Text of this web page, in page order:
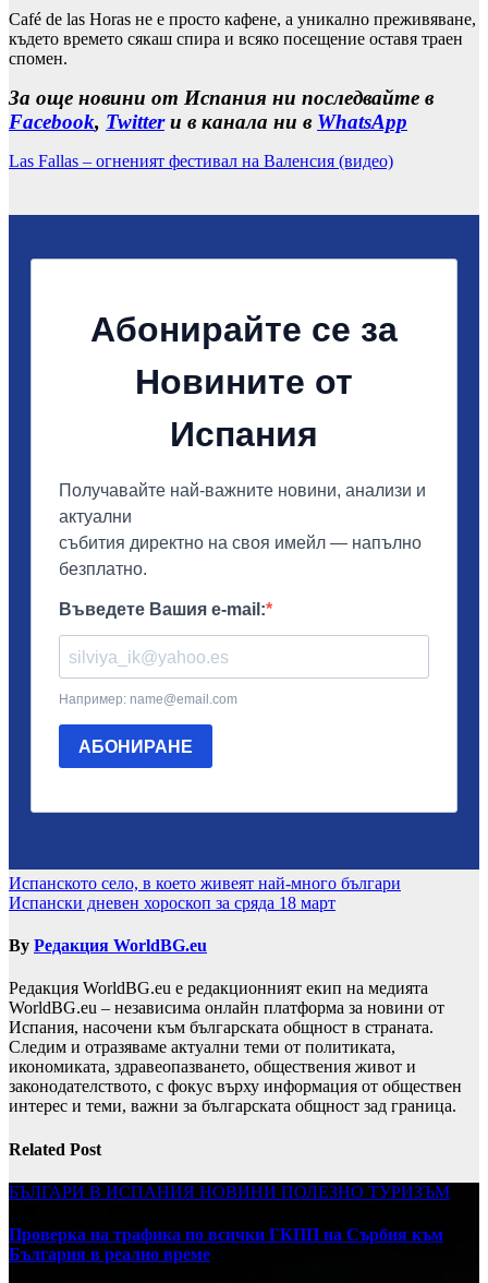
Café de las Horas не е просто кафене, а уникално преживяване,
където времето сякаш спира и всяко посещение оставя траен
спомен.
За още новини от Испания ни последвайте в
Facebook, Twitterи в канала ни в WhatsApp
Las Fallas – огненият фестивал на Валенсия (видео)
Навигация
Испанското село, в което живеят най-много българи
Испански дневен хороскоп за сряда 18 март
By Редакция WorldBG.eu
Редакция WorldBG.eu е редакционният екип на медията
WorldBG.eu – независима онлайн платформа за новини от
Испания, насочени към българската общност в страната.
Следим и отразяваме актуални теми от политиката,
икономиката, здравеопазването, обществения живот и
законодателството, с фокус върху информация от обществен
интерес и теми, важни за българската общност зад граница.
Related Post
БЪЛГАРИ В ИСПАНИЯ НОВИНИ ПОЛЕЗНО ТУРИЗЪМ
Проверка на трафика по всички ГКПП на Сърбия към
България в реално време